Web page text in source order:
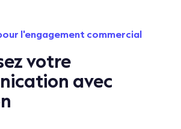
l'engagement commercial
votre
avec